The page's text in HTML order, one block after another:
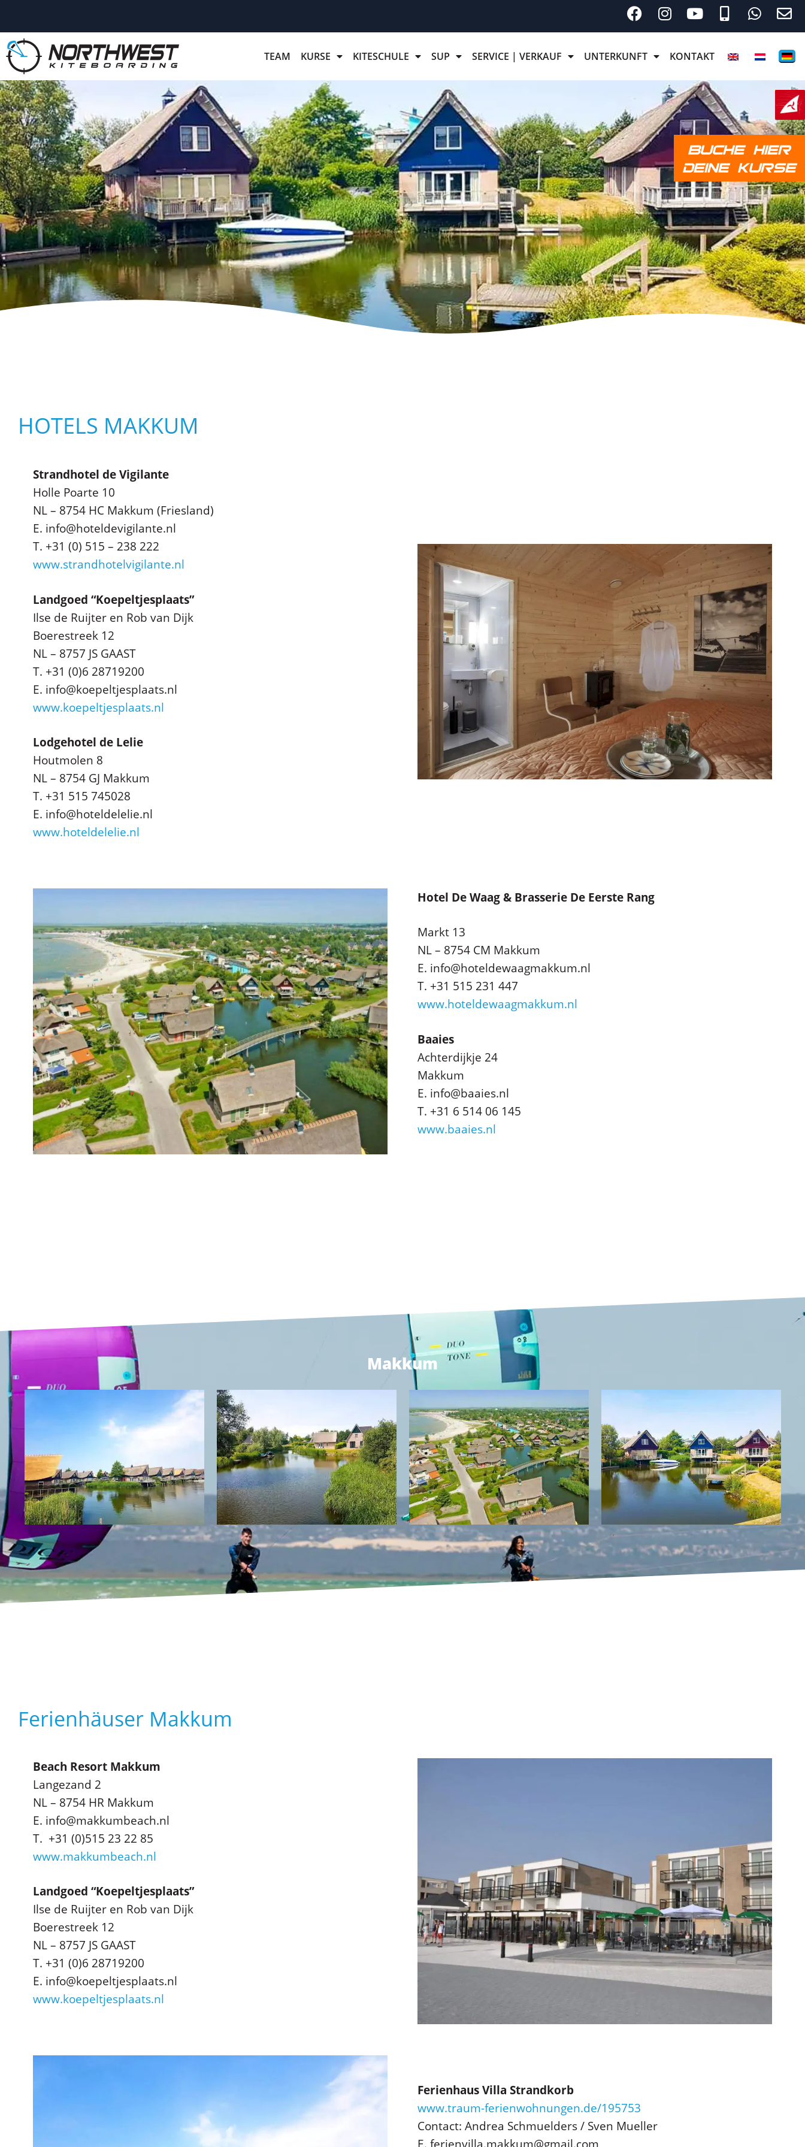
TEAM KURSE KITESCHULE SUP SERVICE | VERKAUF UNTERKUNFT KONTAKT
HOTELS MAKKUM
Strandhotel de Vigilante
Holle Poarte 10
NL – 8754 HC Makkum (Friesland)
E. info@hoteldevigilante.nl
T. +31 (0) 515 – 238 222
www.strandhotelvigilante.nl
Landgoed “Koepeltjesplaats”
Ilse de Ruijter en Rob van Dijk
Boerestreek 12
NL – 8757 JS GAAST
T. +31 (0)6 28719200
E. info@koepeltjesplaats.nl
www.koepeltjesplaats.nl
Lodgehotel de Lelie
Houtmolen 8
NL – 8754 GJ Makkum
T. +31 515 745028
E. info@hoteldelelie.nl
www.hoteldelelie.nl
Hotel De Waag & Brasserie De Eerste Rang
Markt 13
NL – 8754 CM Makkum
E. info@hoteldewaagmakkum.nl
T. +31 515 231 447
www.hoteldewaagmakkum.nl
Baaies
Achterdijkje 24
Makkum
E. info@baaies.nl
T. +31 6 514 06 145
www.baaies.nl
Makkum
Ferienhäuser Makkum
Beach Resort Makkum
Langezand 2
NL – 8754 HR Makkum
E. info@makkumbeach.nl
T. +31 (0)515 23 22 85
www.makkumbeach.nl
Landgoed “Koepeltjesplaats”
Ilse de Ruijter en Rob van Dijk
Boerestreek 12
NL – 8757 JS GAAST
T. +31 (0)6 28719200
E. info@koepeltjesplaats.nl
www.koepeltjesplaats.nl
Ferienhaus Villa Strandkorb
www.traum-ferienwohnungen.de/195753
Contact: Andrea Schmuelders / Sven Mueller
BUCHE HIER
DEINE KURSE